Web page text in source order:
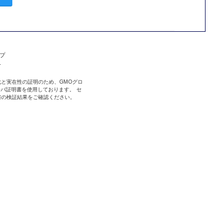
実在性の証明のため、GMOグロ
証明書を使用しております。 セ
検証結果をご確認ください。